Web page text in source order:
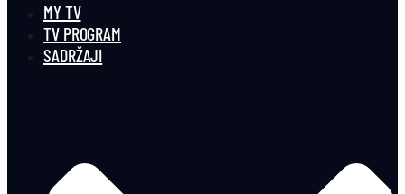
MY TV
TV PROGRAM
SADRŽAJI